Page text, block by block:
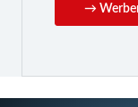
→